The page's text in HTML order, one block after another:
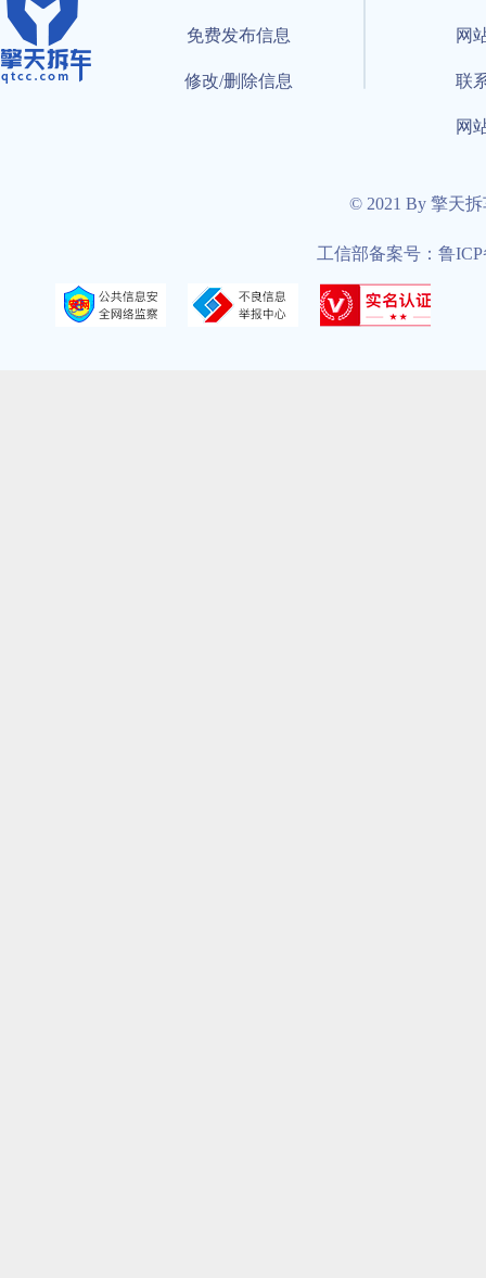
免费发布信息
修改/删除信息
网
联
网
© 2021 By 擎天
工信部备案号：鲁